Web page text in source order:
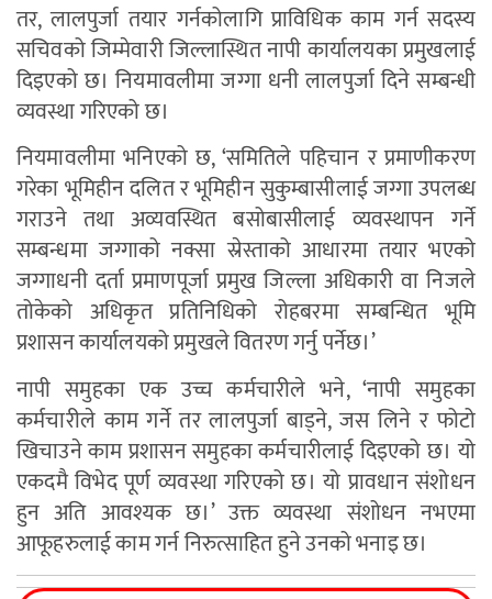
तर, लालपुर्जा तयार गर्नकोलागि प्राविधिक काम गर्न सदस्य
सचिवको जिम्मेवारी जिल्लास्थित नापी कार्यालयका प्रमुखलाई
दिइएको छ। नियमावलीमा जग्गा धनी लालपुर्जा दिने सम्बन्धी
व्यवस्था गरिएको छ।
नियमावलीमा भनिएको छ, ‘समितिले पहिचान र प्रमाणीकरण
गरेका भूमिहीन दलित र भूमिहीन सुकुम्बासीलाई जग्गा उपलब्ध
गराउने तथा अव्यवस्थित बसोबासीलाई व्यवस्थापन गर्ने
सम्बन्धमा जग्गाको नक्सा स्रेस्ताको आधारमा तयार भएको
जग्गाधनी दर्ता प्रमाणपूर्जा प्रमुख जिल्ला अधिकारी वा निजले
तोकेको अधिकृत प्रतिनिधिको रोहबरमा सम्बन्धित भूमि
प्रशासन कार्यालयको प्रमुखले वितरण गर्नु पर्नेछ।’
नापी समुहका एक उच्च कर्मचारीले भने, ‘नापी समुहका
कर्मचारीले काम गर्ने तर लालपुर्जा बाड्ने, जस लिने र फोटो
खिचाउने काम प्रशासन समुहका कर्मचारीलाई दिइएको छ। यो
एकदमै विभेद पूर्ण व्यवस्था गरिएको छ। यो प्रावधान संशोधन
हुन अति आवश्यक छ।’ उक्त व्यवस्था संशोधन नभएमा
आफूहरुलाई काम गर्न निरुत्साहित हुने उनको भनाइ छ।